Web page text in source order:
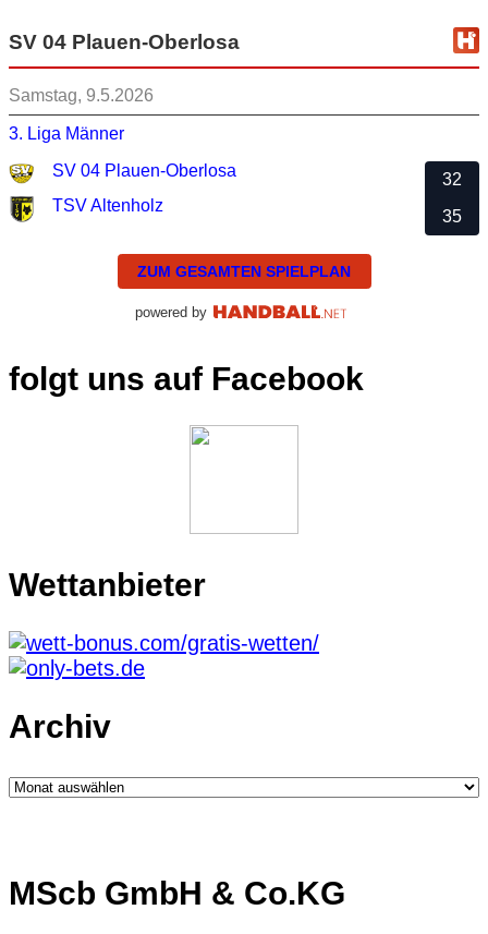
SV 04 Plauen-Oberlosa
Samstag, 9.5.2026
3. Liga Männer
SV 04 Plauen-Oberlosa
TSV Altenholz
32
35
ZUM GESAMTEN SPIELPLAN
powered by
folgt uns auf Facebook
Wettanbieter
Archiv
Archiv
MScb GmbH & Co.KG